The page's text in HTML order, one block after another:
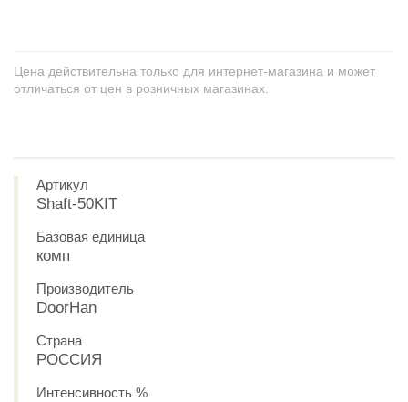
Цена действительна только для интернет-магазина и может
отличаться от цен в розничных магазинах.
Артикул
Shaft-50KIT
Базовая единица
комп
Производитель
DoorHan
Страна
РОССИЯ
Интенсивность %